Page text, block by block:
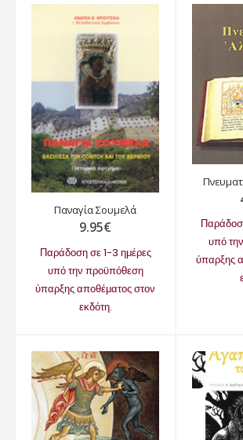
Παναγία Σουμελά
9.95€
Παράδοση σε 1-3 ημέρες
υπό την προϋπόθεση
ύπαρξης αποθέματος στον
εκδότη.
υπό
ύπαρξης